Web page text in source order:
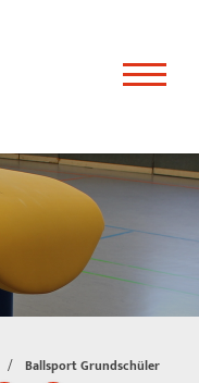
Ballsport Grundschüler